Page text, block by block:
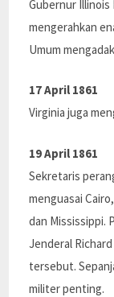
Gubernur Illinois
mengerahkan
Umum
17 April 1861
Virginia juga
19 April 1861
Sekretaris
menguasai
dan Mississippi.
Jenderal
tersebut.
militer penting.